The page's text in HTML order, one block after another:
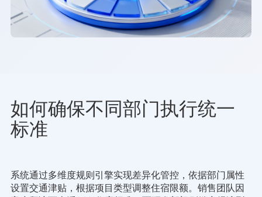
如何确保不同部门执行统一
标准
系统通过多维度规则引擎实现差异化管控，依据部门属性
设置交通津贴，根据项目类型调整住宿限额。销售团队因